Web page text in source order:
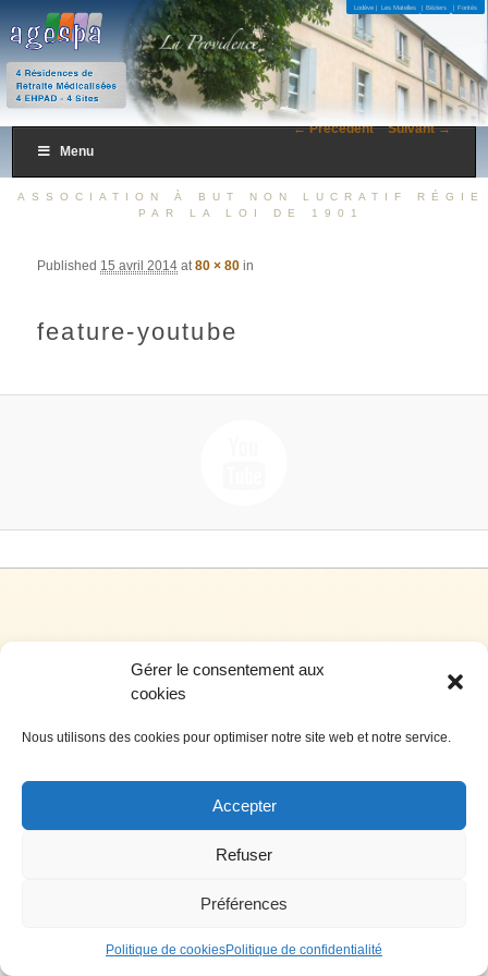
Gérer le consentement aux
cookies
Nous utilisons des cookies pour optimiser notre site web et notre service.
Accepter
Refuser
Préférences
Politique de cookiesPolitique de confidentialité
AGESPA
4 Résidences de Retraite Médicalisées 4 EHPAD – 4 Sites Lodève | Les Matelles | Béziers | Fontès
Menu
ASSOCIATION À BUT NON LUCRATIF RÉGIE
PAR LA LOI DE 1901
← Précédent Suivant →
feature-youtube
Published 15 avril 2014 at80 × 80 in
Crédits